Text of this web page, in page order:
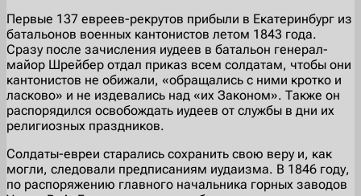
Первые 137 евреев-рекрутов прибыли в Екатеринбург из
батальонов военных кантонистов летом 1843 года.
Сразу после зачисления иудеев в батальон генерал-
майор Шрейбер отдал приказ всем солдатам, чтобы они
кантонистов не обижали, «обращались с ними кротко и
ласково» и не издевались над «их Законом». Также он
распорядился освобождать иудеев от службы в дни их
религиозных праздников.
Солдаты-евреи старались сохранить свою веру и, как
могли, следовали предписаниям иудаизма. В 1846 году,
по распоряжению главного начальника горных заводов